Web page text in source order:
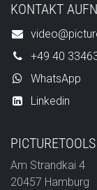
KONTAKT
+49 40
WhatsApp
Linkedin
Am Strandkai 4
20457 Hamburg